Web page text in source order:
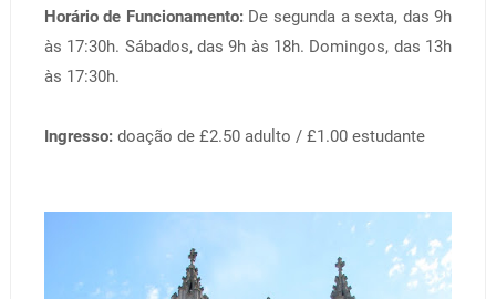
Horário de Funcionamento:De segunda a sexta, das 9h
às 17:30h. Sábados, das 9h às 18h. Domingos, das 13h
às 17:30h.
Ingresso:doação de £2.50 adulto / £1.00 estudante